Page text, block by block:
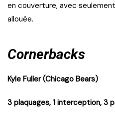
en couverture, avec
allouée.
Cornerbacks
Kyle Fuller (Chicago Bears)
3 plaquages, 1 interception, 3